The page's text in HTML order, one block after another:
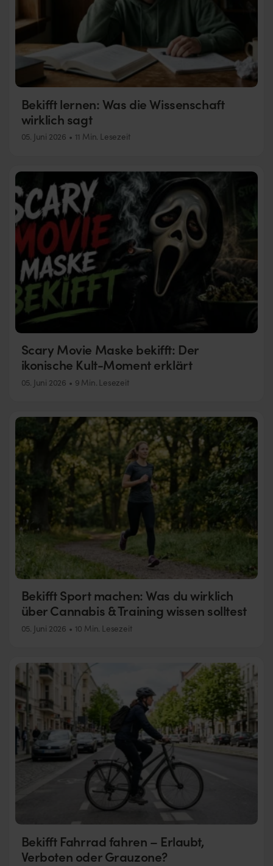
Bekifft lernen: Was die Wissenschaft
wirklich sagt
05. Juni 2026 11 Min. Lesezeit
Scary Movie Maske bekifft: Der
ikonische Kult-Moment erklärt
05. Juni 2026 9 Min. Lesezeit
Bekifft Sport machen: Was du wirklich
über Cannabis & Training wissen solltest
05. Juni 2026 10 Min. Lesezeit
Bekifft Fahrrad fahren – Erlaubt,
Verboten oder Grauzone?